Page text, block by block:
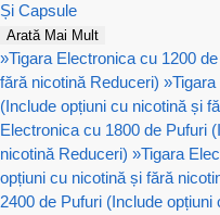
Și Capsule
Arată Mai Mult
»Tigara Electronica cu 1200
fără nicotină Reduceri) »
(Include opțiuni cu nicotină și
Electronica cu 1800 de Pufuri
nicotină Reduceri) »Tigara
opțiuni cu nicotină și fără
2400 de Pufuri (Include